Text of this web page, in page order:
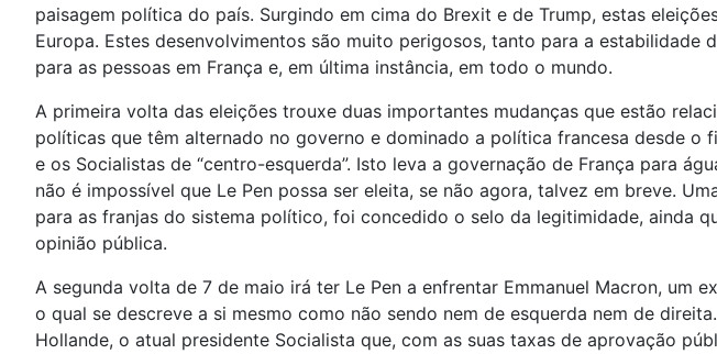
paisagem política do país. Surgindo em cima do Brexit e de Trump, estas
Europa. Estes desenvolvimentos são muito perigosos, tanto para a
para as pessoas em França e, em última instância, em todo o mundo.
A primeira volta das eleições trouxe duas importantes mudanças que estão
políticas que têm alternado no governo e dominado a política francesa desde o
e os Socialistas de “centro-esquerda”. Isto leva a governação de França para
não é impossível que Le Pen possa ser eleita, se não agora, talvez em breve.
para as franjas do sistema político, foi concedido o selo da legitimidade, ainda
opinião pública.
A segunda volta de 7 de maio irá ter Le Pen a enfrentar Emmanuel Macron,
o qual se descreve a si mesmo como não sendo nem de esquerda nem de
Hollande, o atual presidente Socialista que, com as suas taxas de aprovação